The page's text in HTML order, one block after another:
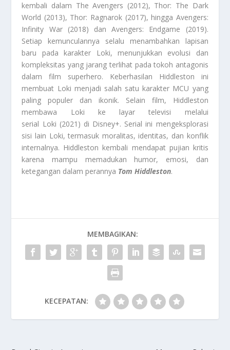
kembali dalam The Avengers (2012), Thor: The Dark
World (2013), Thor: Ragnarok (2017), hingga Avengers:
Infinity War (2018) dan Avengers: Endgame (2019).
Setiap kemunculannya selalu menambahkan lapisan
baru pada karakter Loki, menunjukkan evolusi dan
kompleksitas yang jarang terlihat pada tokoh antagonis
dalam film superhero. Keberhasilan Hiddleston ini
membuat Loki menjadi salah satu karakter MCU yang
paling populer dan ikonik. Selain film, Hiddleston
membawa Loki ke layar televisi melalui
serial Loki (2021) di Disney+. Serial ini mengeksplorasi
sisi lain Loki, termasuk moralitas, identitas, dan konflik
internalnya. Hiddleston kembali mendapat pujian kritis
karena mampu memadukan humor, emosi, dan
ketegangan dalam perannya Tom Hiddleston.
MEMBAGIKAN:
KECEPATAN: